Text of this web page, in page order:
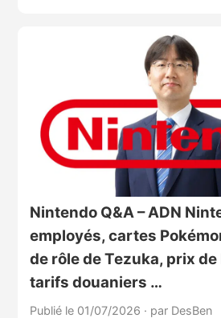
Nintendo Q&A – ADN
employés, cartes
de rôle de Tezuka, prix
tarifs douaniers …
Publié le 01/07/2026 · par DesBen